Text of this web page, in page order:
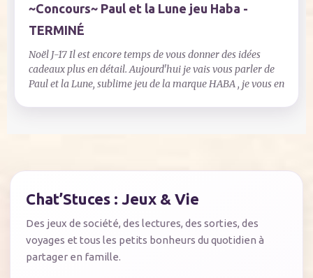
~Concours~ Paul et la Lune jeu Haba -
TERMINÉ
Noël J-17 Il est encore temps de vous donner des idées
cadeaux plus en détail. Aujourd'hui je vais vous parler de
Paul et la Lune, sublime jeu de la marque HABA , je vous en
Chat’Stuces : Jeux & Vie
Des jeux de société, des lectures, des sorties, des
voyages et tous les petits bonheurs du quotidien à
partager en famille.